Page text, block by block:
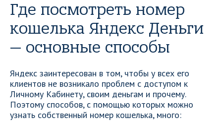
Где посмотреть номер
кошелька Яндекс Деньги
— основные способы
Яндекс заинтересован в том, чтобы у всех его
клиентов не возникало проблем с доступом к
Личному Кабинету, своим деньгам и прочему.
Поэтому способов, с помощью которых можно
узнать собственный номер кошелька, много: